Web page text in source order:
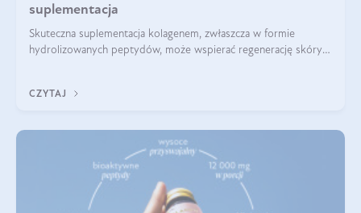
suplementacja
Skuteczna suplementacja kolagenem, zwłaszcza w formie
hydrolizowanych peptydów, może wspierać regenerację skóry i
CZYTAJ